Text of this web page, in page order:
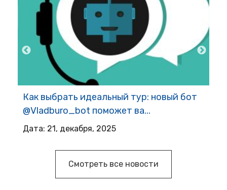
Как выбрать идеальный тур: новый бот
@Vladburo_bot поможет ва...
Дата: 21, декабря, 2025
Смотреть все новости